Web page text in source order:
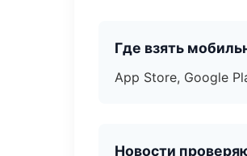
Где взять
App Store, Google
Новости